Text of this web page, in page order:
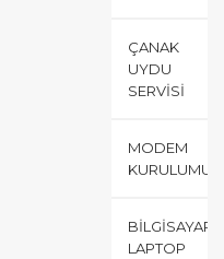
ÇANAK
UYDU
SERVISI
MODEM
KURULUMU
BILGISAYAR
LAPTOP